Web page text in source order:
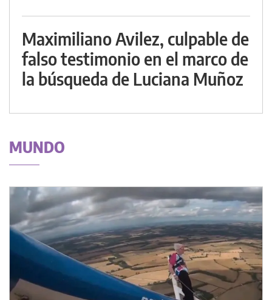
Maximiliano Avilez, culpable de
falso testimonio en el marco de
la búsqueda de Luciana Muñoz
MUNDO